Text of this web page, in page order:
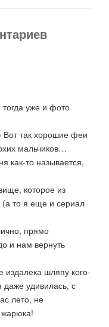
тогда уже и фото
Вот так хорошие феи
мальчиков…
как-то называется,
которое из
то я еще и сериал
прямо
и нам вернуть
издалека шляпу кого-
удивилась, с
лето, не
жарюка!